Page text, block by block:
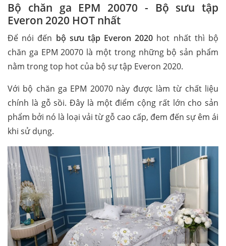
Bộ chăn ga EPM 20070 - Bộ sưu tập
Everon 2020 HOT nhất
Để nói đến bộ sưu tập Everon 2020 hot nhất thì bộ
chăn ga EPM 20070 là một trong những bộ sản phẩm
nằm trong top hot của bộ sự tập Everon 2020.
Với bộ chăn ga EPM 20070 này được làm từ chất liệu
chính là gỗ sồi. Đây là một điểm cộng rất lớn cho sản
phẩm bởi nó là loại vải từ gỗ cao cấp, đem đến sự êm ái
khi sử dụng.